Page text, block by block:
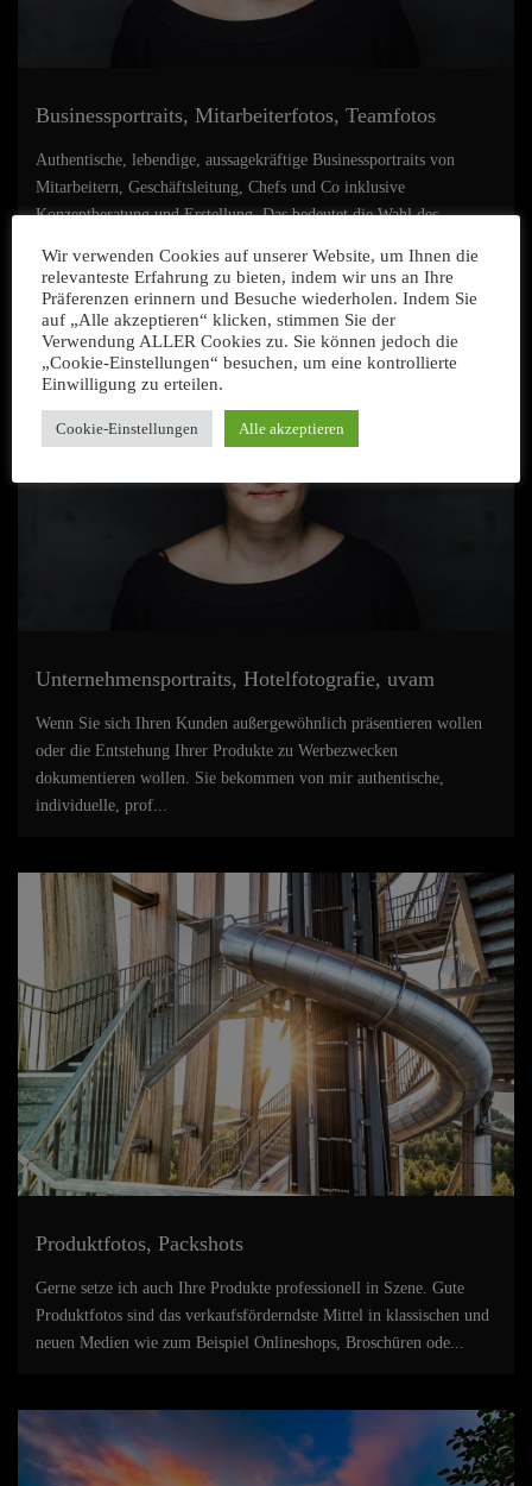
Businessportraits, Mitarbeiterfotos, Teamfotos
Authentische, lebendige, aussagekräftige Businessportraits von
Mitarbeitern, Geschäftsleitung, Chefs und Co inklusive
Konzeptberatung und Erstellung. Das bedeutet die Wahl des
Unternehmensportraits, Hotelfotografie, uvam
Wenn Sie sich Ihren Kunden außergewöhnlich präsentieren wollen
oder die Entstehung Ihrer Produkte zu Werbezwecken
dokumentieren wollen. Sie bekommen von mir authentische,
individuelle, prof...
Produktfotos, Packshots
Gerne setze ich auch Ihre Produkte professionell in Szene. Gute
Produktfotos sind das verkaufsförderndste Mittel in klassischen und
neuen Medien wie zum Beispiel Onlineshops, Broschüren ode...
Wir verwenden Cookies auf unserer Website, um Ihnen die
relevanteste Erfahrung zu bieten, indem wir uns an Ihre
Präferenzen erinnern und Besuche wiederholen. Indem Sie
auf „Alle akzeptieren“ klicken, stimmen Sie der
Verwendung ALLER Cookies zu. Sie können jedoch die
„Cookie-Einstellungen“ besuchen, um eine kontrollierte
Einwilligung zu erteilen.
Cookie-Einstellungen Alle akzeptieren